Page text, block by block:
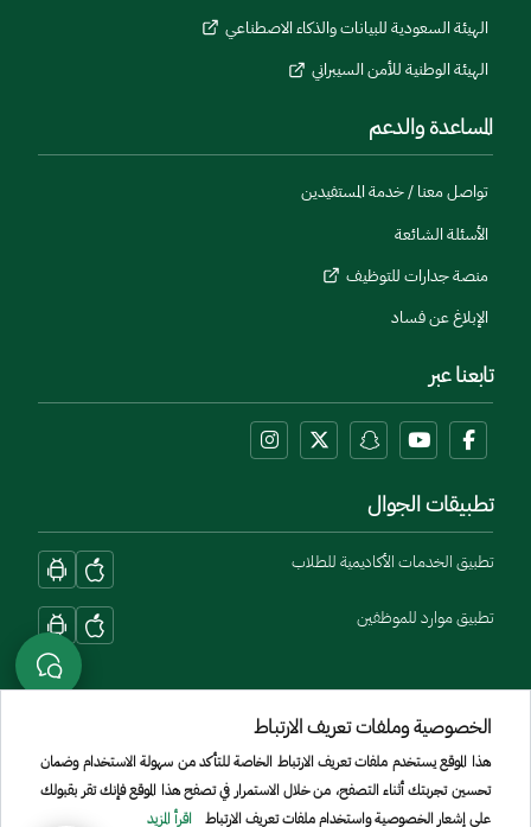
الهيئة السعودية للبيانات والذكاء الاصطناعي
الهيئة الوطنية للأمن السيبراني
المساعدة والدعم
تواصل معنا / خدمة المستفيدين
الأسئلة الشائعة
منصة جدارات للتوظيف
الإبلاغ عن فساد
تابعنا عبر
تطبيقات الجوال
تطبيق الخدمات الأكاديمية للطلاب
تطبيق موارد للموظفين
Menu Copyright
الشروط والأحكام سياسة الخصوصيةالموقع الجغرافيخريطة الموقع
الخصوصية وملفات تعريف الارتباط
هذا الموقع يستخدم ملفات تعريف الارتباط الخاصة للتأكد من سهولة الاستخدام وضمان
تحسين تجربتك أثناء التصفح، من خلال الاستمرار في تصفح هذا الموقع فإنك تقر بقبولك
على إشعار الخصوصية واستخدام ملفات تعريف الارتباط
اقرأ المزيد